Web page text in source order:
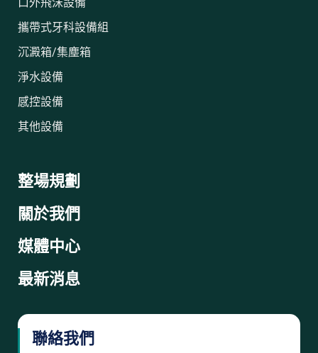
攜帶式牙科設備組
沉澱箱/集塵箱
淨水設備
感控設備
其他設備
整場規劃
關於我們
媒體中心
最新消息
聯絡我們